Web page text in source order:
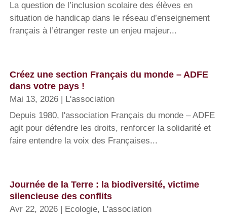
La question de l’inclusion scolaire des élèves en
situation de handicap dans le réseau d’enseignement
français à l’étranger reste un enjeu majeur...
Créez une section Français du monde – ADFE
dans votre pays !
Mai 13, 2026
L'association
Depuis 1980, l'association Français du monde – ADFE
agit pour défendre les droits, renforcer la solidarité et
faire entendre la voix des Françaises...
Journée de la Terre : la biodiversité, victime
silencieuse des conflits
Avr 22, 2026 Ecologie, L'association